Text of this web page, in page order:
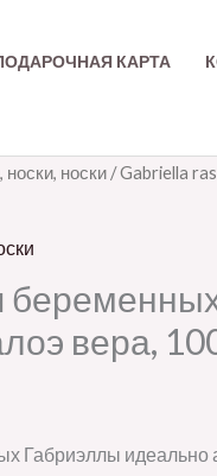
КАРТА
носки, носки/ Gabriella
вера,
Габриэллы идеально